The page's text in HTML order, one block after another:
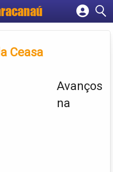
empresa
conta
Ceasa
Avanços
na